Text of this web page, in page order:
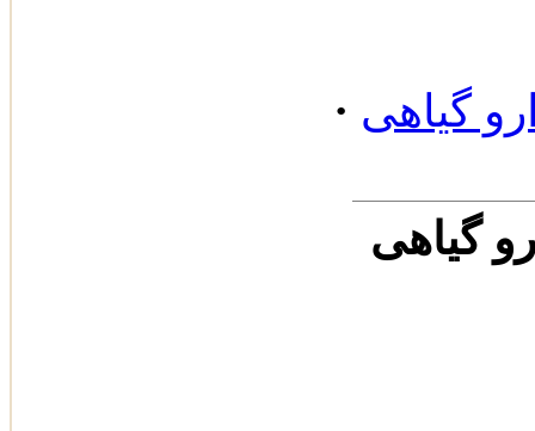
· گیاهی